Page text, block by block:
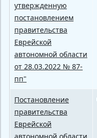
утвержденную
постановлением
правительства
Еврейской
автономной области
от 28.03.2022 № 87-
пп"
Постановление
правительства
Еврейской